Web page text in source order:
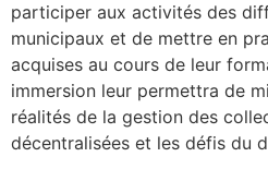
participer aux activités des
municipaux et de mettre en
acquises au cours de leur
immersion leur permettra de
réalités de la gestion des
décentralisées et les défis du